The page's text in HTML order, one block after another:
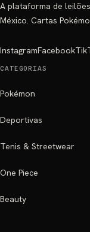
A plataforma de
México. Cartas
InstagramFacebook
CATEGORIAS
Pokémon
Deportivas
Tenis & Streetwear
One Piece
Beauty